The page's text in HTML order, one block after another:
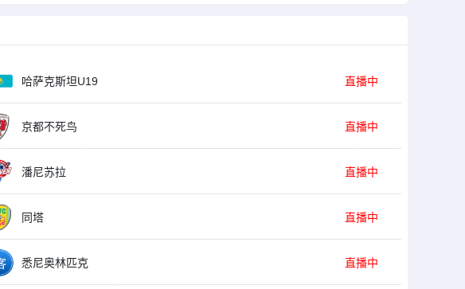
哈萨克斯坦U19 直播中
京都不死鸟 直播中
潘尼苏拉 直播中
同塔 直播中
悉尼奥林匹克 直播中